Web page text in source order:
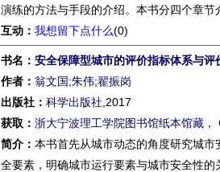
演练的方法与手段的介绍。本书分四个章
互动： 我想留下点什么(0)
书名： 安全保障型城市的评价指标体系与评
作者： 翁文国;朱伟;翟振岗
出版社： 科学出版社 ,2017
获取： 浙大宁波理工学院图书馆纸本馆藏 ，
简介： 本书首先从城市动态的角度研究城
全要素，明确城市运行要素与城市安全性